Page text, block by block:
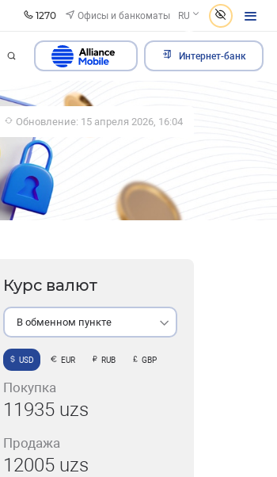
1270 Офисы и банкоматы RU
Интернет-банк
Обновление: 15 апреля 2026, 16:04
Курс валют
В обменном пункте
USD EUR RUB GBP
Покупка
11935 uzs
Продажа
12005 uzs